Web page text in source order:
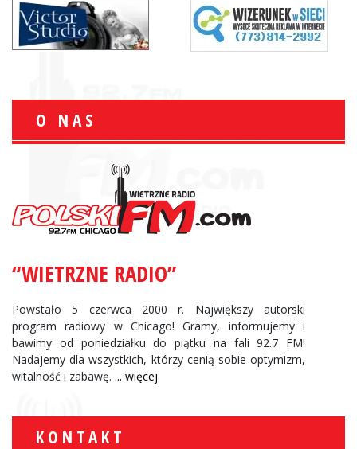
O NAS
“WIETRZNE RADIO”
Powstało 5 czerwca 2000 r. Największy autorski
program radiowy w Chicago! Gramy, informujemy i
bawimy od poniedziałku do piątku na fali 92.7 FM!
Nadajemy dla wszystkich, którzy cenią sobie optymizm,
witalność i zabawę. ... więcej
KONTAKT